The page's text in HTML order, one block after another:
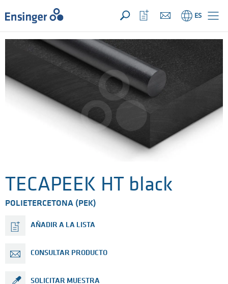
SU CONSULTA ({{productCount}} Products)ABRIR
Inicio ES
Abrir
lista
de
favoritos
TECAPEEK HT black
POLIETERCETONA (PEK)
AÑADIR A LA LISTA
CONSULTAR PRODUCTO
SOLICITAR MUESTRA